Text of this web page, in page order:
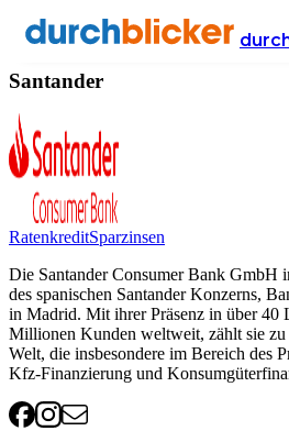
Anbieter Finanzen Santander
Santander
RatenkreditSparzinsen
Die Santander Consumer Bank GmbH
des spanischen Santander Konzerns,
in Madrid. Mit ihrer Präsenz in über 40
Millionen Kunden weltweit, zählt sie zu
Welt, die insbesondere im Bereich des
Kfz-Finanzierung und